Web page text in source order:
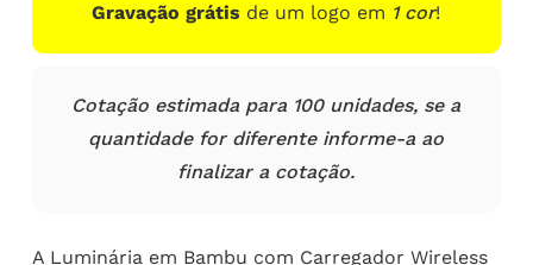
Gravação grátis de um logo em 1 cor!
Cotação estimada para 100 unidades, se a
quantidade for diferente informe-a ao
finalizar a cotação.
A Luminária em Bambu com Carregador Wireless